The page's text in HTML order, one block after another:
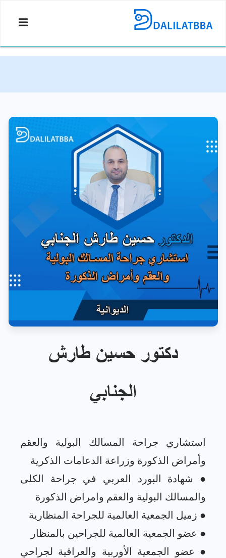
دكتور حسين طارش
الجنابي
استشاري جراحة المسالك البولية والعقم
● شهادة البورد العربي في جراحة الكلى
● عضو الجمعية الأوربية والعراقية لجراحي